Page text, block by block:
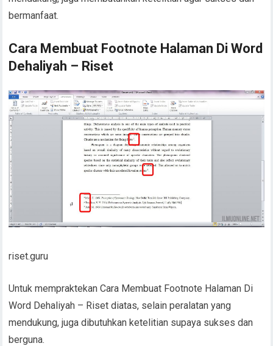
bermanfaat.
Cara Membuat Footnote Halaman Di Word
Dehaliyah – Riset
riset.guru
Untuk mempraktekan Cara Membuat Footnote Halaman Di
Word Dehaliyah – Riset diatas, selain peralatan yang
mendukung, juga dibutuhkan ketelitian supaya sukses dan
berguna.